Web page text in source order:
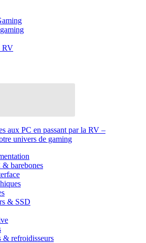
RV
aux PC en passant par la RV –
univers de gaming
barebones
& SSD
& refroidisseurs